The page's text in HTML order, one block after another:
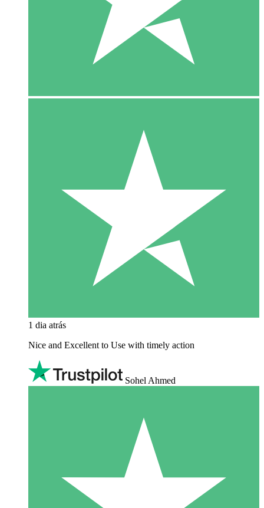
1 dia atrás
Nice and Excellent to Use with timely action
Sohel Ahmed